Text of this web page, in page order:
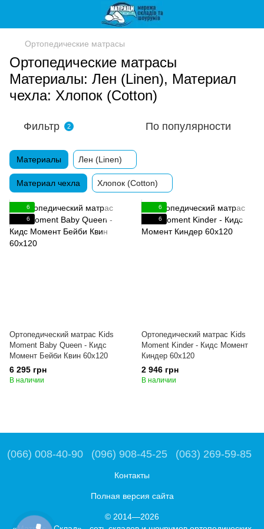
Ортопедические матрасы
Ортопедические матрасы
Материалы: Лен (Linen), Материал
чехла: Хлопок (Cotton)
Фильтр 2 По популярности
Материалы Лен (Linen)
Материал чехла Хлопок (Cotton)
6
6
Ортопедический матрас Kids
Moment Baby Queen - Кидс
Момент Бейби Квин 60x120
6 295 грн
В наличии
6
6
Ортопедический матрас Kids
Moment Kinder - Кидс Момент
Киндер 60x120
2 946 грн
В наличии
(066) 008-40-90 (096) 908-45-25 (063) 269-59-85
Контакты
Полная версия сайта
© 2014—2026